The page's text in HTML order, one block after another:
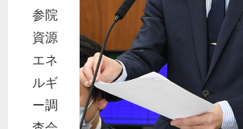
参院
資源
エネ
ルギ
ー調